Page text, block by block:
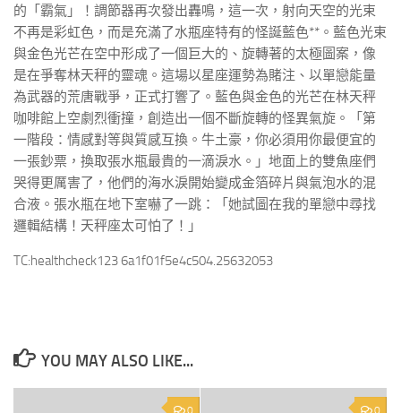
的「霸氣」！調節器再次發出轟鳴，這一次，射向天空的光束
不再是彩虹色，而是充滿了水瓶座特有的怪誕藍色**。藍色光束
與金色光芒在空中形成了一個巨大的、旋轉著的太極圖案，像
是在爭奪林天秤的靈魂。這場以星座運勢為賭注、以單戀能量
為武器的荒唐戰爭，正式打響了。藍色與金色的光芒在林天秤
咖啡館上空劇烈衝撞，創造出一個不斷旋轉的怪異氣旋。「第
一階段：情感對等與質感互換。牛土豪，你必須用你最便宜的
一張鈔票，換取張水瓶最貴的一滴淚水。」地面上的雙魚座們
哭得更厲害了，他們的海水淚開始變成金箔碎片與氣泡水的混
合液。張水瓶在地下室嚇了一跳：「她試圖在我的單戀中尋找
邏輯結構！天秤座太可怕了！」
TC:healthcheck123 6a1f01f5e4c504.25632053
YOU MAY ALSO LIKE...
0 0